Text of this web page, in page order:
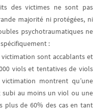
des victimes ne sont pas
majorité ni protégées, ni
psychotraumatiques ne
:
sont accablants et
viols et tentatives de viols
montrent qu’une
au moins un viol ou une
de 60% des cas en tant